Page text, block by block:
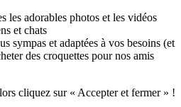
les adorables photos et les vidéos
et chats
sympas et adaptées à vos besoins (et
des croquettes pour nos amis
cliquez sur « Accepter et fermer » !